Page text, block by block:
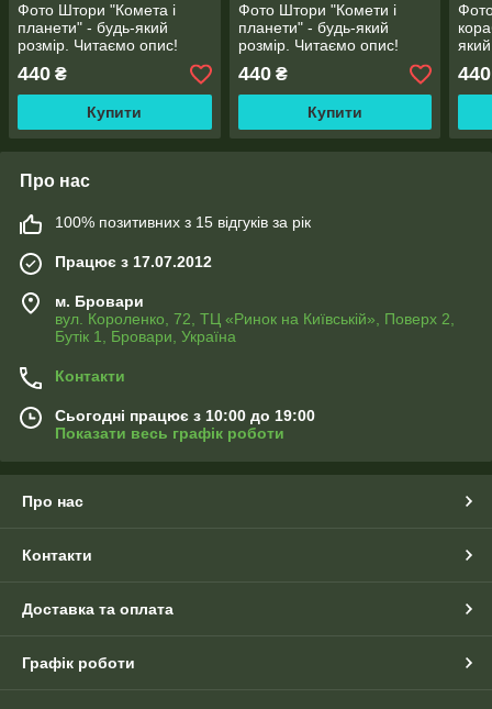
Фото Штори "Комета і
планети" - будь-який
розмір. Читаємо опис!
440 ₴
Купити
Фото Штори "Комети і
планети" - будь-який
розмір. Читаємо опис!
440₴
Купити
440
Про нас
100% позитивних з 15 відгуків за рік
Працює з 17.07.2012
м. Бровари
вул. Короленко, 72, ТЦ «Ринок на Київській», Поверх 2,
Бутік 1, Бровари, Україна
Контакти
Сьогодні працює з 10:00 до 19:00
Показати весь графік роботи
Про нас
Контакти
Доставка та оплата
Графік роботи